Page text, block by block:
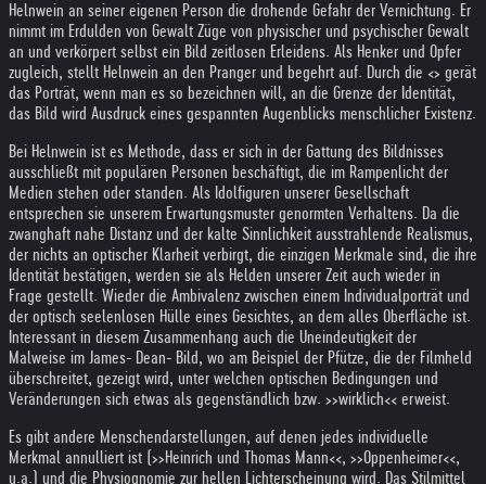
Helnwein an seiner eigenen Person die drohende Gefahr der Vernichtung. Er
nimmt im Erdulden von Gewalt Züge von physischer und psychischer Gewalt
an und verkörpert selbst ein Bild zeitlosen Erleidens. Als Henker und Opfer
zugleich, stellt Helnwein an den Pranger und begehrt auf. Durch die <> gerät
das Porträt, wenn man es so bezeichnen will, an die Grenze der Identität,
das Bild wird Ausdruck eines gespannten Augenblicks menschlicher Existenz.
Bei Helnwein ist es Methode, dass er sich in der Gattung des Bildnisses
ausschließt mit populären Personen beschäftigt, die im Rampenlicht der
Medien stehen oder standen. Als Idolfiguren unserer Gesellschaft
entsprechen sie unserem Erwartungsmuster genormten Verhaltens. Da die
zwanghaft nahe Distanz und der kalte Sinnlichkeit ausstrahlende Realismus,
der nichts an optischer Klarheit verbirgt, die einzigen Merkmale sind, die ihre
Identität bestätigen, werden sie als Helden unserer Zeit auch wieder in
Frage gestellt. Wieder die Ambivalenz zwischen einem Individualporträt und
der optisch seelenlosen Hülle eines Gesichtes, an dem alles Oberfläche ist.
Interessant in diesem Zusammenhang auch die Uneindeutigkeit der
Malweise im James- Dean- Bild, wo am Beispiel der Pfütze, die der Filmheld
überschreitet, gezeigt wird, unter welchen optischen Bedingungen und
Veränderungen sich etwas als gegenständlich bzw. >>wirklich<< erweist.
Es gibt andere Menschendarstellungen, auf denen jedes individuelle
Merkmal annulliert ist (>>Heinrich und Thomas Mann<<, >>Oppenheimer<<,
u.a.) und die Physiognomie zur hellen Lichterscheinung wird. Das Stilmittel